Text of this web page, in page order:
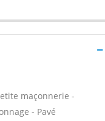
maçonnerie -
- Pavé